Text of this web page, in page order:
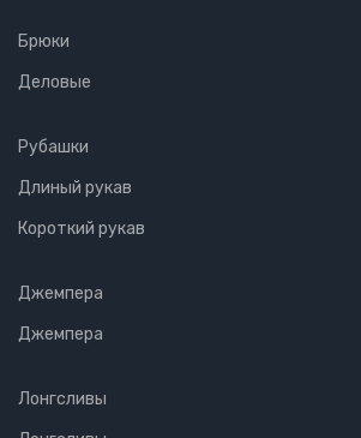
Брюки
Деловые
Рубашки
Длиный рукав
Короткий рукав
Джемпера
Джемпера
Лонгсливы